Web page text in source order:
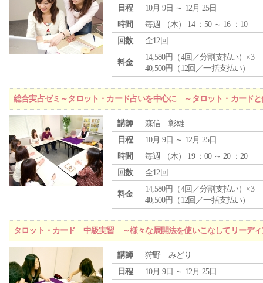
日程
10月 9日 ～ 12月 25日
時間
毎週 （木） 14 ：50 ～ 16 ：10
回数
全12回
料金
14,580円（4回／分割支払い）×3
40,500円（12回／一括支払い）
総合実占ゼミ～タロット・カード占いを中心に ～タロット・カード
講師
森信 彰雄
日程
10月 9日 ～ 12月 25日
時間
毎週 （木） 19 ：00 ～ 20 ：20
回数
全12回
料金
14,580円（4回／分割支払い）×3
40,500円（12回／一括支払い）
タロット・カード 中級実習 ～様々な展開法を使いこなしてリーディ
講師
狩野 みどり
日程
10月 9日 ～ 12月 25日